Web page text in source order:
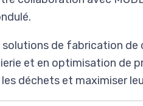
solutions de fabrication
et en optimisation de
déchets et maximiser